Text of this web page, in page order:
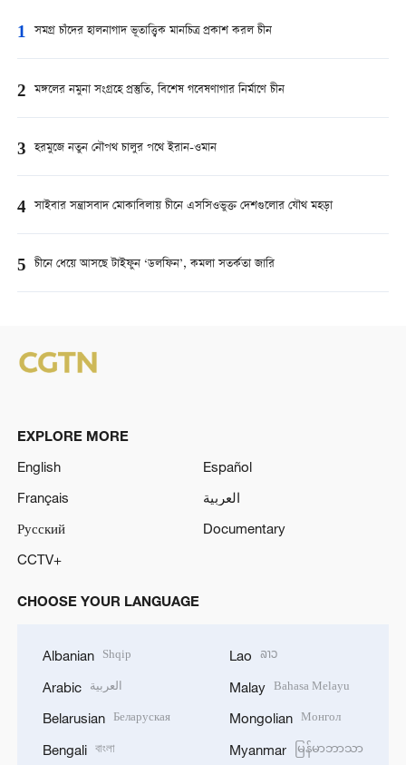
1 সমগ্র চাঁদের হালনাগাদ ভূতাত্ত্বিক মানচিত্র প্রকাশ করল চীন
2 মঙ্গলের নমুনা সংগ্রহে প্রস্তুতি, বিশেষ গবেষণাগার নির্মাণে চীন
3 হরমুজে নতুন নৌপথ চালুর পথে ইরান-ওমান
4 সাইবার সন্ত্রাসবাদ মোকাবিলায় চীনে এসসিওভুক্ত দেশগুলোর যৌথ মহড়া
5 চীনে ধেয়ে আসছে টাইফুন ‘ডলফিন’, কমলা সতর্কতা জারি
EXPLORE MORE
English
Español
Français
العربية
Русский
Documentary
CCTV+
CHOOSE YOUR LANGUAGE
Albanian Shqip
Arabic العربية
Belarusian Беларуская
Bengali বাংলা
Lao ລາວ
Malay Bahasa Melayu
Mongolian Монгол
Myanmar မြန်မာဘာသာ